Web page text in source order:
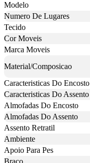
Modelo
Numero De Lugares
Tecido
Cor Moveis
Marca Moveis
Material/Composicao
Caracteristicas Do Encosto
Caracteristicas Do Assento
Almofadas Do Encosto
Almofadas Do Assento
Assento Retratil
Ambiente
Apoio Para Pes